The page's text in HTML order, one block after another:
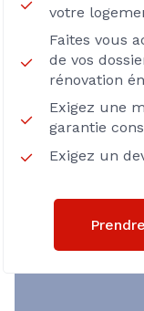
votre
Faites vous
de vos
rénovation
Exigez une
garantie
Exigez un